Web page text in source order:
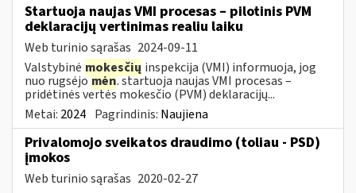
Startuoja naujas VMI procesas – pilotinis PVM
deklaracijų vertinimas realiu laiku
Web turinio sąrašas 2024-09-11
Valstybinė mokesčių inspekcija (VMI) informuoja, jog
nuo rugsėjomėn. startuoja naujas VMI procesas –
pridėtinės vertės mokesčio (PVM) deklaracijų...
Metai: 2024 Pagrindinis: Naujiena
Privalomojo sveikatos draudimo (toliau - PSD)
įmokos
Web turinio sąrašas 2020-02-27